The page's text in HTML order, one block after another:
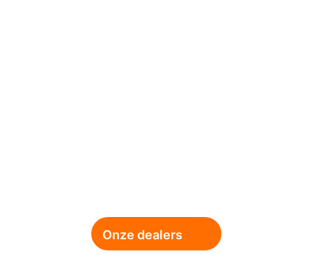
Onze dealers